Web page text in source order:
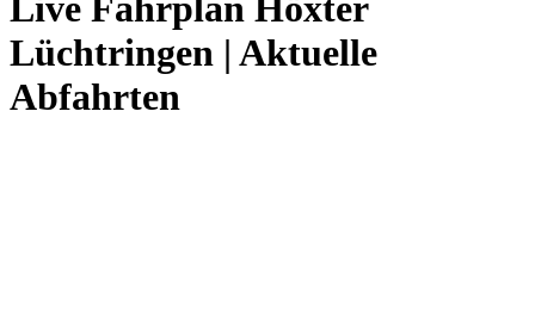
Lüchtringen | Aktuelle
Abfahrten